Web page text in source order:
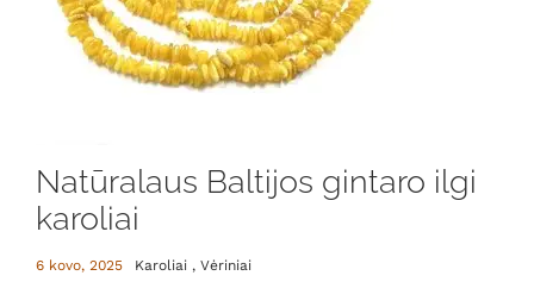
Natūralaus Baltijos gintaro ilgi
karoliai
6 kovo, 2025 Karoliai , Vėriniai